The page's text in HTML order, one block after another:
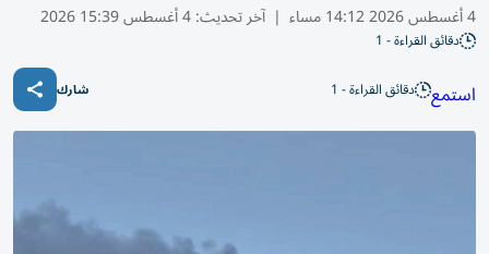
4 أغسطس 2026 14:12 مساء | آخر تحديث:4 أغسطس 15:39 2026
دقائق القراءة - 1
استمع دقائق القراءة - 1 شارك